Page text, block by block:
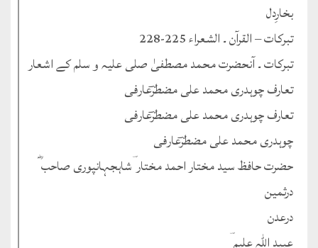
بخارِدل
تبرکات – القرآن ۔ الشعراء 225-228
تبرکات ۔ آنحضرت محمد مصطفیٰ صلی علیہ و سلم کے اشعار
تعارف چوہدری محمد علی مضطرؔعارفی
تعارف چوہدری محمد علی مضطرؔعارفی
چوہدری محمد علی مضطرؔعارفی
حضرت حافظ سید مختار احمد مختار ؔشاہجہانپوری صاحب ؓ
درثمین
درعدن
عبید اللہ علیم ؔ